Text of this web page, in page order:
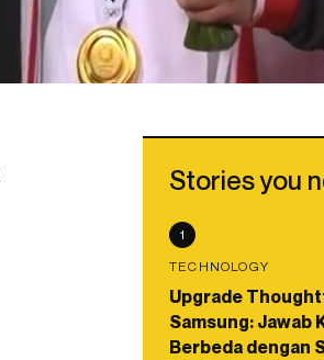
Stories you
1
TECHNOLOGY
Upgrade
Samsung: Jawab
Berbeda dengan